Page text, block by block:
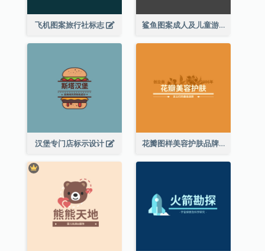
飞机图案旅行社标志 鲨鱼图案成人及儿童游泳课程标志设计
汉堡专门店标示设计 花瓣图样美容护肤品牌标志